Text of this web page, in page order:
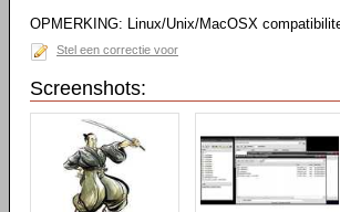
OPMERKING: Linux/Unix/MacOSX
Stel een correctie voor
Screenshots: